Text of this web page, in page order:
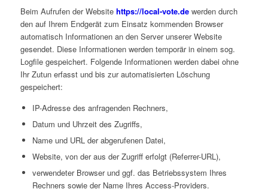
Beim Aufrufen der Website https://local-vote.dewerden durch
den auf Ihrem Endgerät zum Einsatz kommenden Browser
automatisch Informationen an den Server unserer Website
gesendet. Diese Informationen werden temporär in einem sog.
Logfile gespeichert. Folgende Informationen werden dabei ohne
Ihr Zutun erfasst und bis zur automatisierten Löschung
gespeichert:
IP-Adresse des anfragenden Rechners,
Datum und Uhrzeit des Zugriffs,
Name und URL der abgerufenen Datei,
Website, von der aus der Zugriff erfolgt (Referrer-URL),
verwendeter Browser und ggf. das Betriebssystem Ihres
Rechners sowie der Name Ihres Access-Providers.